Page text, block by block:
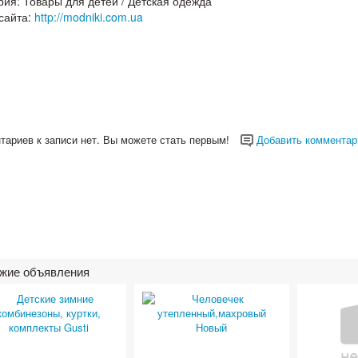
http://modniki.com.ua
к записи нет. Вы можете стать первым! Добавить
объявления